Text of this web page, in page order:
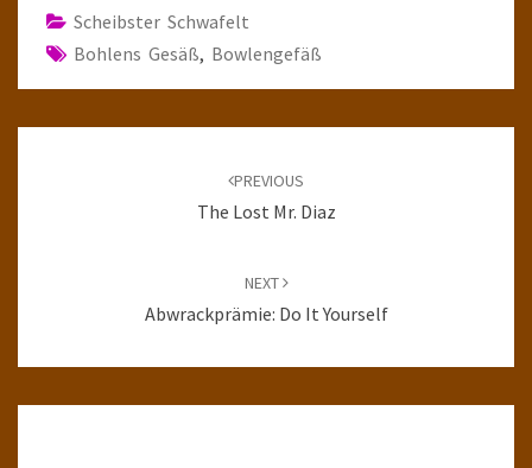
Scheibster Schwafelt
Bohlens Gesäß, Bowlengefäß
PREVIOUS
The Lost Mr. Diaz
NEXT
Abwrackprämie: Do It Yourself